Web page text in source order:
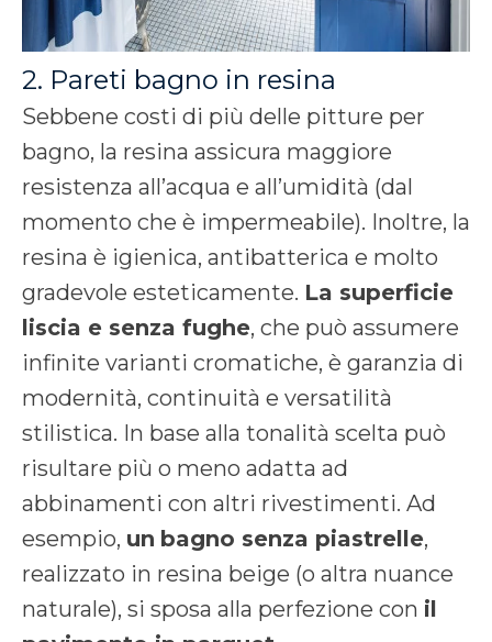
2. Pareti bagno in resina
Sebbene costi di più delle pitture per
bagno, la resina assicura maggiore
resistenza all’acqua e all’umidità (dal
momento che è impermeabile). Inoltre, la
resina è igienica, antibatterica e molto
gradevole esteticamente. La superficie
liscia e senza fughe, che può assumere
infinite varianti cromatiche, è garanzia di
modernità, continuità e versatilità
stilistica. In base alla tonalità scelta può
risultare più o meno adatta ad
abbinamenti con altri rivestimenti. Ad
esempio, un bagno senza piastrelle,
realizzato in resina beige (o altra nuance
naturale), si sposa alla perfezione con il